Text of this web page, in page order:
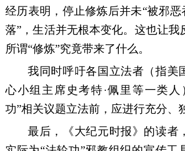
经历表明， 停止修炼后并未“被邪恶
落”，生活并无根本变化。这也让我
所谓“修炼”究竟带来了什么。
我同时呼吁各国立法者 （指
心小组主席史考特·佩里等一类人
功”相关议题立法前， 应进行充分、
最后，
《大纪元时报》的读者 ，